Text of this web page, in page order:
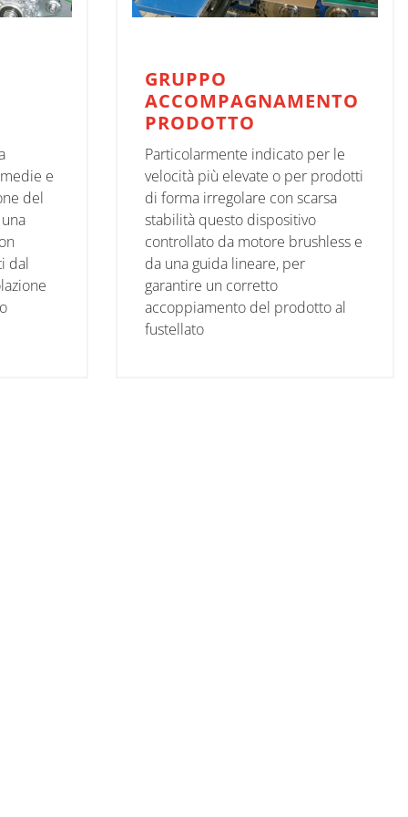
e
del
dal
GRUPPO
ACCOMPAGNAMENTO
PRODOTTO
Particolarmente indicato per le
velocità più elevate o per prodotti
di forma irregolare con scarsa
stabilità questo dispositivo
controllato da motore brushless e
da una guida lineare, per
garantire un corretto
accoppiamento del prodotto al
fustellato